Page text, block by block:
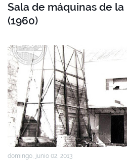
Sala de máquinas de
(1960)
domingo, junio 02, 2013